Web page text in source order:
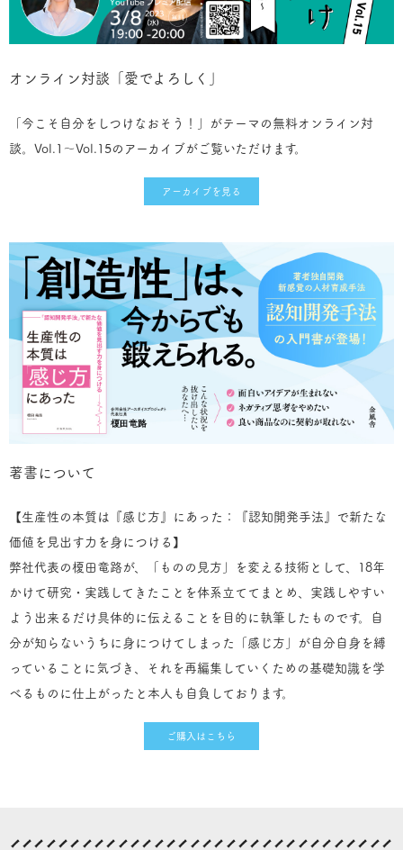
オンライン対談「愛でよろしく」
「今こそ自分をしつけなおそう！」がテーマの無料オンライン対
談。Vol.1〜Vol.15のアーカイブがご覧いただけます。
アーカイブを見る
著書について
【生産性の本質は『感じ方』にあった：『認知開発手法』で新たな
価値を見出す力を身につける】
弊社代表の榎田竜路が、「ものの見方」を変える技術として、18年
かけて研究・実践してきたことを体系立ててまとめ、実践しやすい
よう出来るだけ具体的に伝えることを目的に執筆したものです。自
分が知らないうちに身につけてしまった「感じ方」が自分自身を縛
っていることに気づき、それを再編集していくための基礎知識を学
べるものに仕上がったと本人も自負しております。
ご購入はこちら